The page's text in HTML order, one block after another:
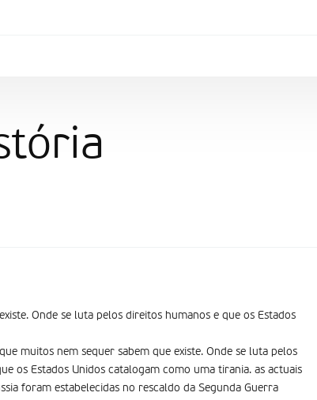
Onde se luta pelos direitos humanos e que os Estados
muitos nem sequer sabem que existe. Onde se luta pelos
os Estados Unidos catalogam como uma tirania. as actuais
foram estabelecidas no rescaldo da Segunda Guerra